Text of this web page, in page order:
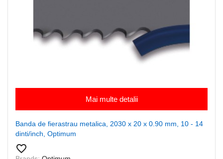
Mai multe detalii
Banda de fierastrau metalica, 2030 x 20 x 0.90 mm, 10 - 14
dinti/inch, Optimum
favorite_border